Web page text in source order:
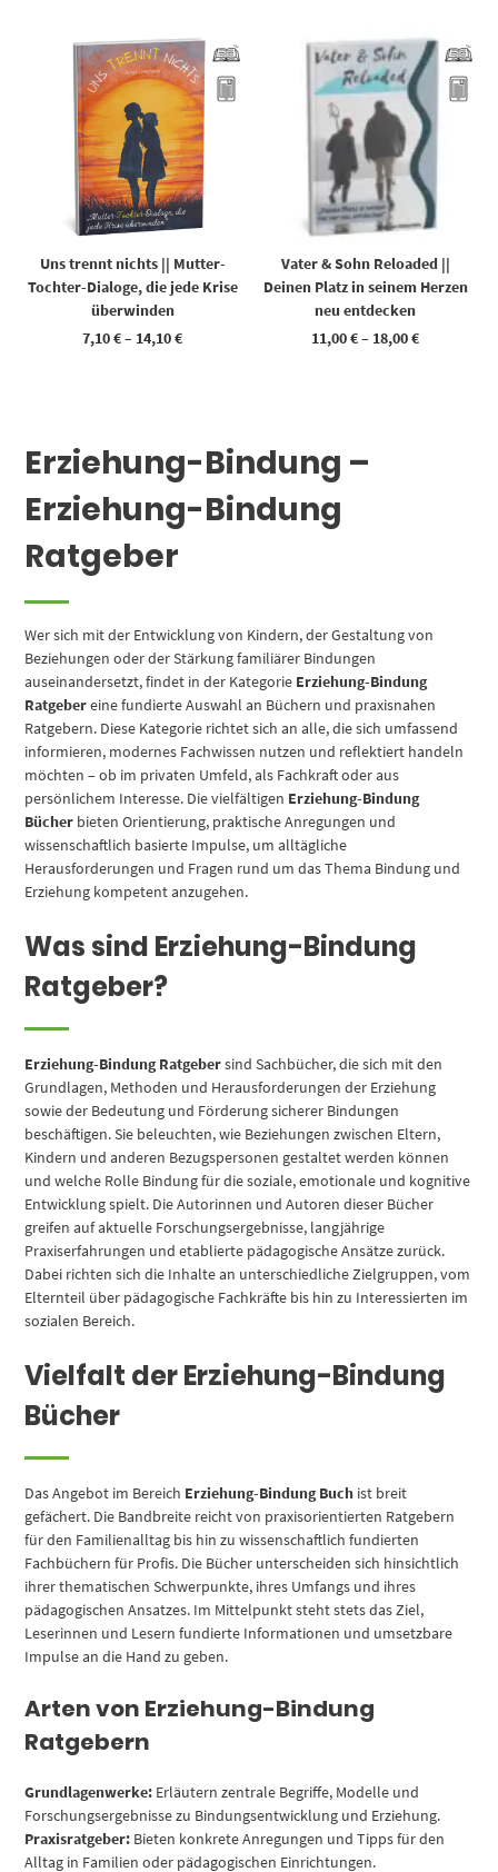
Uns trennt nichts || Mutter-
Tochter-Dialoge, die jede Krise
überwinden
7,10€– 14,10€
Vater & Sohn Reloaded ||
Deinen Platz in seinem Herzen
neu entdecken
11,00€– 18,00€
Erziehung-Bindung –
Erziehung-Bindung
Ratgeber
Wer sich mit der Entwicklung von Kindern, der Gestaltung von
Beziehungen oder der Stärkung familiärer Bindungen
auseinandersetzt, findet in der Kategorie Erziehung-Bindung
Ratgebereine fundierte Auswahl an Büchern und praxisnahen
Ratgebern. Diese Kategorie richtet sich an alle, die sich umfassend
informieren, modernes Fachwissen nutzen und reflektiert handeln
möchten – ob im privaten Umfeld, als Fachkraft oder aus
persönlichem Interesse. Die vielfältigen Erziehung-Bindung
Bücher bieten Orientierung, praktische Anregungen und
wissenschaftlich basierte Impulse, um alltägliche
Herausforderungen und Fragen rund um das Thema Bindung und
Erziehung kompetent anzugehen.
Was sind Erziehung-Bindung
Ratgeber?
Erziehung-Bindung Ratgebersind Sachbücher, die sich mit den
Grundlagen, Methoden und Herausforderungen der Erziehung
sowie der Bedeutung und Förderung sicherer Bindungen
beschäftigen. Sie beleuchten, wie Beziehungen zwischen Eltern,
Kindern und anderen Bezugspersonen gestaltet werden können
und welche Rolle Bindung für die soziale, emotionale und kognitive
Entwicklung spielt. Die Autorinnen und Autoren dieser Bücher
greifen auf aktuelle Forschungsergebnisse, langjährige
Praxiserfahrungen und etablierte pädagogische Ansätze zurück.
Dabei richten sich die Inhalte an unterschiedliche Zielgruppen, vom
Elternteil über pädagogische Fachkräfte bis hin zu Interessierten im
sozialen Bereich.
Vielfalt der Erziehung-Bindung
Bücher
Das Angebot im Bereich Erziehung-Bindung Buch ist breit
gefächert. Die Bandbreite reicht von praxisorientierten Ratgebern
für den Familienalltag bis hin zu wissenschaftlich fundierten
Fachbüchern für Profis. Die Bücher unterscheiden sich hinsichtlich
ihrer thematischen Schwerpunkte, ihres Umfangs und ihres
pädagogischen Ansatzes. Im Mittelpunkt steht stets das Ziel,
Leserinnen und Lesern fundierte Informationen und umsetzbare
Impulse an die Hand zu geben.
Arten von Erziehung-Bindung
Ratgebern
Grundlagenwerke: Erläutern zentrale Begriffe, Modelle und
Forschungsergebnisse zu Bindungsentwicklung und Erziehung.
Praxisratgeber: Bieten konkrete Anregungen und Tipps für den
Alltag in Familien oder pädagogischen Einrichtungen.